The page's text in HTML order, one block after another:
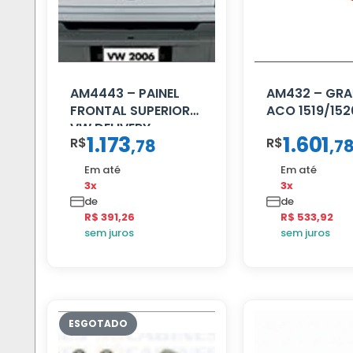
AM4443 – PAINEL
FRONTAL SUPERIOR
VW DELIVERY
R$1.173,78
Em até
3x
de
R$ 391,26
sem juros
AM432 –
ACO 1519/
R$1.601,78
Em até
3x
de
R$ 533,92
sem juros